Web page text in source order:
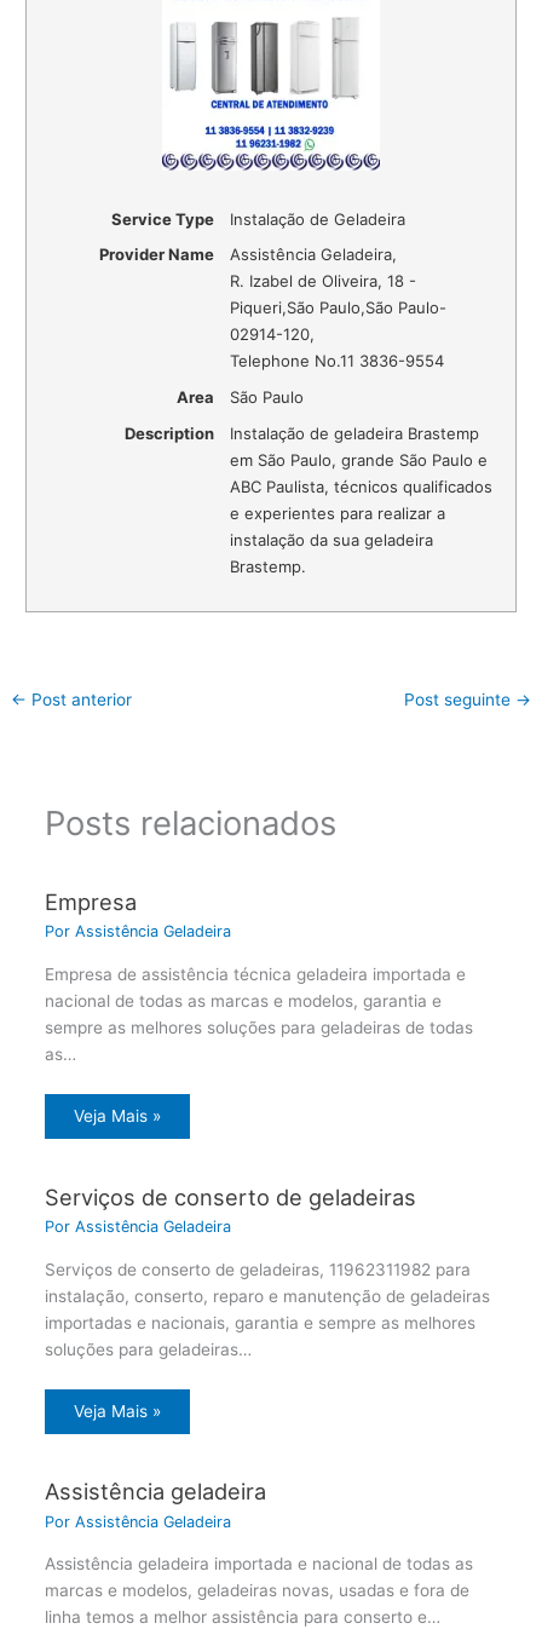
Service Type
Instalação de Geladeira
Provider Name
Assistência Geladeira,
R. Izabel de Oliveira, 18 -
Piqueri,São Paulo,São Paulo-
02914-120,
Telephone No.11 3836-9554
Area
São Paulo
Description
Instalação de geladeira Brastemp
em São Paulo, grande São Paulo e
ABC Paulista, técnicos qualificados
e experientes para realizar a
instalação da sua geladeira
Brastemp.
← Post anterior Post seguinte →
Posts relacionados
Empresa
Por Assistência Geladeira
Empresa de assistência técnica geladeira importada e
nacional de todas as marcas e modelos, garantia e
sempre as melhores soluções para geladeiras de todas
as…
Veja Mais »
Serviços de conserto de geladeiras
Por Assistência Geladeira
Serviços de conserto de geladeiras, 11962311982 para
instalação, conserto, reparo e manutenção de geladeiras
importadas e nacionais, garantia e sempre as melhores
soluções para geladeiras…
Veja Mais »
Assistência geladeira
Por Assistência Geladeira
Assistência geladeira importada e nacional de todas as
marcas e modelos, geladeiras novas, usadas e fora de
linha temos a melhor assistência para conserto e…